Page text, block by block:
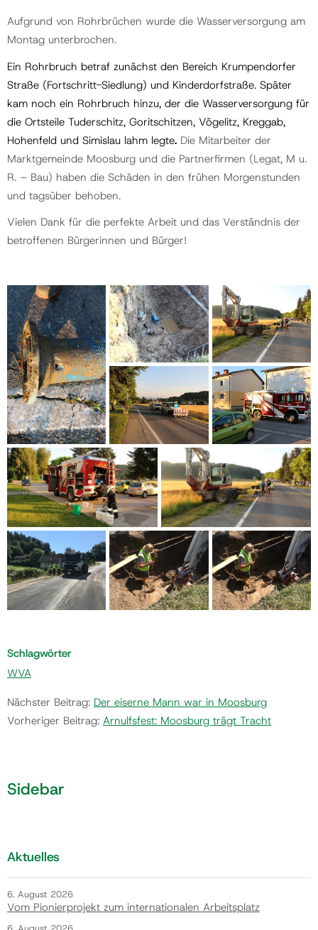
Aufgrund von Rohrbrüchen wurde die Wasserversorgung am
Montag unterbrochen.
Ein Rohrbruch betraf zunächst den Bereich Krumpendorfer
Straße (Fortschritt-Siedlung) und Kinderdorfstraße. Später
kam noch ein Rohrbruch hinzu, der die Wasserversorgung für
die Ortsteile Tuderschitz, Goritschitzen, Vögelitz, Kreggab,
Hohenfeld und Simislau lahm legte. Die Mitarbeiter der
Marktgemeinde Moosburg und die Partnerfirmen (Legat, M u.
R. – Bau) haben die Schäden in den frühen Morgenstunden
und tagsüber behoben.
Vielen Dank für die perfekte Arbeit und das Verständnis der
betroffenen Bürgerinnen und Bürger!
Schlagwörter
WVA
Nächster Beitrag: Der eiserne Mann war in Moosburg
Vorheriger Beitrag: Arnulfsfest: Moosburg trägt Tracht
Sidebar
Aktuelles
6. August 2026
Vom Pionierprojekt zum internationalen Arbeitsplatz